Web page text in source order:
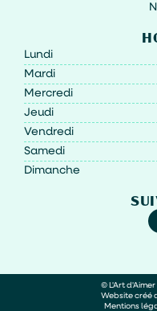
Lundi
Mardi
Mercredi
Jeudi
Vendredi
Samedi
Dimanche
© L'Art
Website créé
Mentions